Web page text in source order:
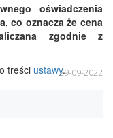
oświadczenia
co oznacza że cena
zgodnie z
treści ustawy.
29-09-2022